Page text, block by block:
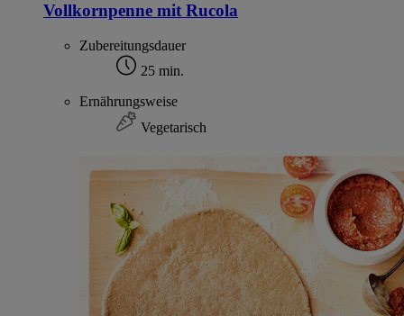
Vollkornpenne mit Rucola
Zubereitungsdauer
25 min.
Ernährungsweise
Vegetarisch